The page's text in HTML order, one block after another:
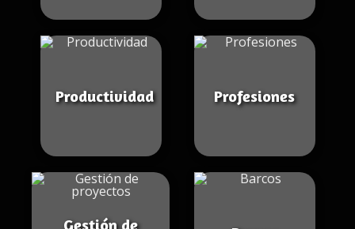
Productividad Profesiones
Gestión de